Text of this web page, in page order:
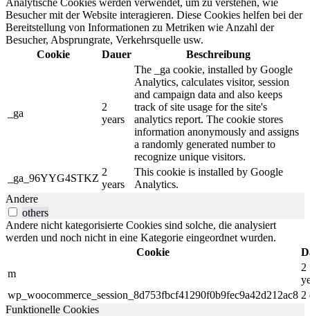
Analytische Cookies werden verwendet, um zu verstehen, wie
Besucher mit der Website interagieren. Diese Cookies helfen bei der
Bereitstellung von Informationen zu Metriken wie Anzahl der
Besucher, Absprungrate, Verkehrsquelle usw.
Cookie
Dauer Beschreibung
_ga
2
years
The _ga cookie, installed by Google
Analytics, calculates visitor, session
and campaign data and also keeps
track of site usage for the site's
analytics report. The cookie stores
information anonymously and assigns
a randomly generated number to
recognize unique visitors.
_ga_96YYG4STKZ
2
years
This cookie is installed by Google
Analytics.
Andere
others
Andere nicht kategorisierte Cookies sind solche, die analysiert
werden und noch nicht in eine Kategorie eingeordnet wurden.
Cookie
m
2
wp_woocommerce_session_8d753fbcf41290f0b9fec9a42d212ac8 2
Funktionelle Cookies